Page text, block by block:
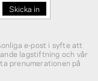
e‑post i syfte att
lagstiftning och vår
prenumerationen på